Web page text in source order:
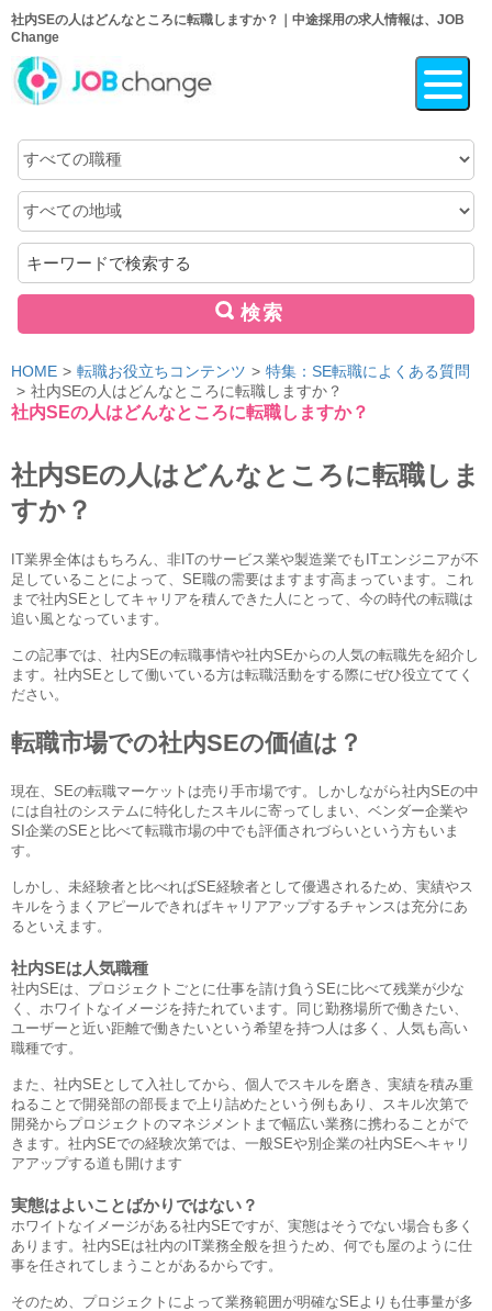
社内SEの人はどんなところに転職しますか？｜中途採用の求人情報は、JOB
Change
職
種
地
域
キ
ー
ワ
ド
検索
HOME 転職お役立ちコンテンツ
特集：SE転職によくある質問
社内SEの人はどんなところに転職しますか？
社内SEの人はどんなところに転職しますか？
社内SEの人はどんなところに転職しま
すか？
IT業界全体はもちろん、非ITのサービス業や製造業でもITエンジニアが不
足していることによって、SE職の需要はますます高まっています。これ
まで社内SEとしてキャリアを積んできた人にとって、今の時代の転職は
追い風となっています。
この記事では、社内SEの転職事情や社内SEからの人気の転職先を紹介し
ます。社内SEとして働いている方は転職活動をする際にぜひ役立ててく
ださい。
転職市場での社内SEの価値は？
現在、SEの転職マーケットは売り手市場です。しかしながら社内SEの中
には自社のシステムに特化したスキルに寄ってしまい、ベンダー企業や
SI企業のSEと比べて転職市場の中でも評価されづらいという方もいま
す。
しかし、未経験者と比べればSE経験者として優遇されるため、実績やス
キルをうまくアピールできればキャリアアップするチャンスは充分にあ
るといえます。
社内SEは人気職種
社内SEは、プロジェクトごとに仕事を請け負うSEに比べて残業が少な
く、ホワイトなイメージを持たれています。同じ勤務場所で働きたい、
ユーザーと近い距離で働きたいという希望を持つ人は多く、人気も高い
職種です。
また、社内SEとして入社してから、個人でスキルを磨き、実績を積み重
ねることで開発部の部長まで上り詰めたという例もあり、スキル次第で
開発からプロジェクトのマネジメントまで幅広い業務に携わることがで
きます。社内SEでの経験次第では、一般SEや別企業の社内SEへキャリ
アアップする道も開けます
実態はよいことばかりではない？
ホワイトなイメージがある社内SEですが、実態はそうでない場合も多く
あります。社内SEは社内のIT業務全般を担うため、何でも屋のように仕
事を任されてしまうことがあるからです。
そのため、プロジェクトによって業務範囲が明確なSEよりも仕事量が多